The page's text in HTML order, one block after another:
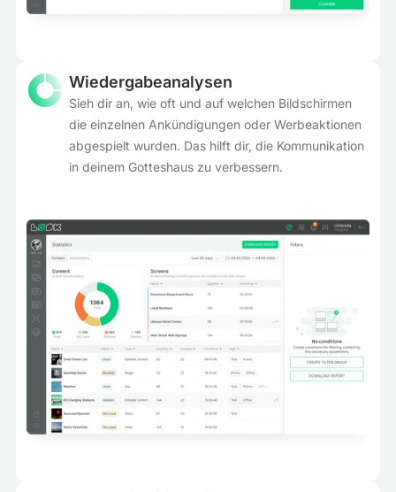
Wiedergabeanalysen
Sieh dir an, wie oft und auf welchen Bildschirmen
die einzelnen Ankündigungen oder Werbeaktionen
abgespielt wurden. Das hilft dir, die Kommunikation
in deinem Gotteshaus zu verbessern.